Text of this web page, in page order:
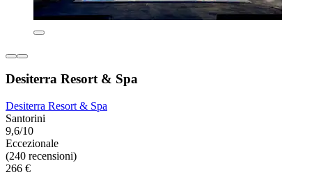
Desiterra Resort & Spa
Desiterra Resort & Spa
Santorini
9,6/10
Eccezionale
(240 recensioni)
266 €